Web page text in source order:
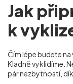
Jak
k
Čím lépe budete
Kladně vyklidíme.
pár nezbytností,